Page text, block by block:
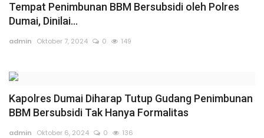
Opini
Rubrik
Tempat Penimbunan BBM Bersubsidi oleh Polres
Dumai, Dinilai...
admin Oktober 7, 2024 0 149
Kapolres Dumai Diharap Tutup Gudang Penimbunan
BBM Bersubsidi Tak Hanya Formalitas
admin Oktober 6, 2024 0 136